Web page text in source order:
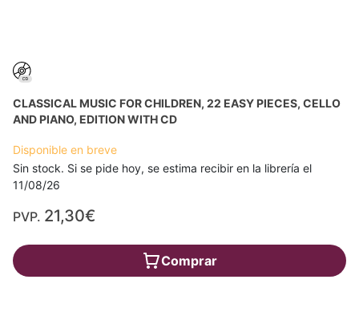
CLASSICAL MUSIC FOR CHILDREN, 22 EASY PIECES, CELLO
AND PIANO, EDITION WITH CD
Disponible en breve
Sin stock. Si se pide hoy, se estima recibir en la librería el
11/08/26
PVP. 21,30€
Comprar